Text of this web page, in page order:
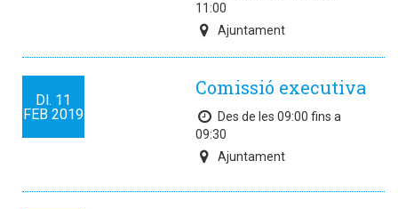
11:00
Ajuntament
Dl. 11
FEB 2019
Comissió executiva
Des de les 09:00 fins a
09:30
Ajuntament